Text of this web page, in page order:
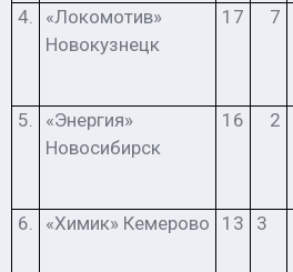
4.
«Локомотив»
Новокузнецк
17 7
5.
«Энергия»
Новосибирск
16 2
6. «Химик» Кемерово 13 3